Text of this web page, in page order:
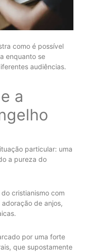
como é possível
enquanto se
audiências.
a
particular: uma
a pureza do
cristianismo com
de anjos,
por uma forte
que supostamente